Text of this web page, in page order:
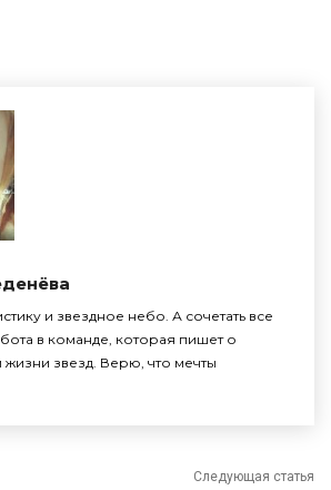
и звездное небо. А сочетать все
в команде, которая пишет о
жизни звезд. Верю, что мечты
Следующая статья